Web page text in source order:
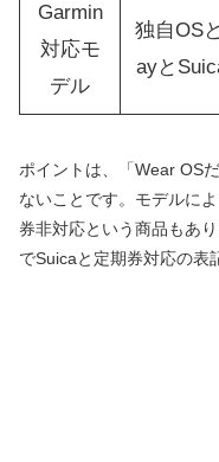
Garmin
対応モ
デル
独自OS
ayと
ポイントは、「Wear OS
ないことです。モデルに
券非対応という商品もあ
でSuicaと定期券対応の表